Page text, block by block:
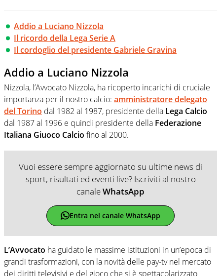
Addio a Luciano Nizzola
Il ricordo della Lega Serie A
Il cordoglio del presidente Gabriele Gravina
Addio a Luciano Nizzola
Nizzola, l’Avvocato Nizzola, ha ricoperto incarichi di cruciale
importanza per il nostro calcio: amministratore delegato
del Torino dal 1982 al 1987, presidente della Lega Calcio
dal 1987 al 1996 e quindi presidente della Federazione
Italiana Giuoco Calcio fino al 2000.
Vuoi essere sempre aggiornato su ultime news di
sport, risultati ed eventi live? Iscriviti al nostro
canaleWhatsApp
Entra nel canale WhatsApp
L’Avvocato ha guidato le massime istituzioni in un’epoca di
grandi trasformazioni, con la novità delle pay-tv nel mercato
dei diritti televisivi e del gioco che si è spettacolarizzato